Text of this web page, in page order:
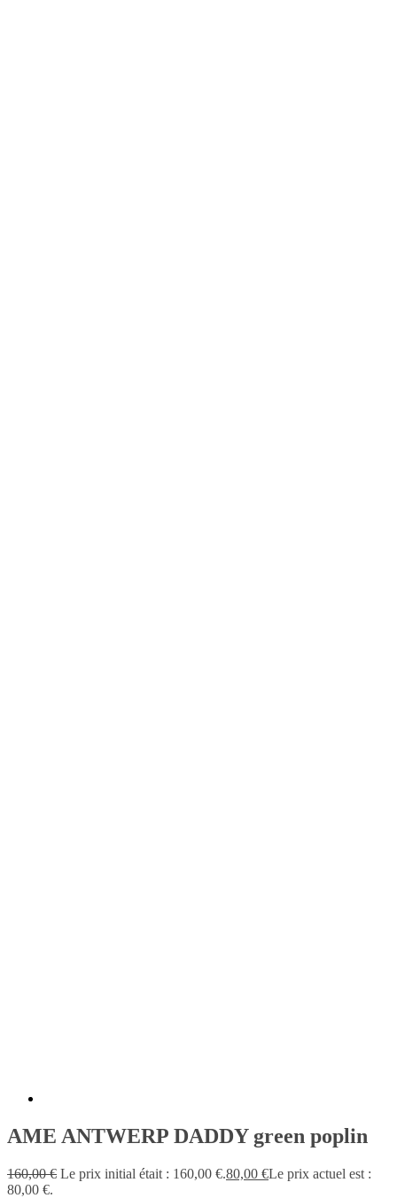
AME ANTWERP DADDY green poplin
160,00€ Le prix initial était : 160,00 €.80,00 €Le prix actuel est :
80,00 €.